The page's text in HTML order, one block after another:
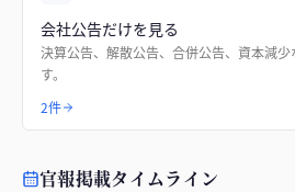
会社公告だけを見る
決算公告、解散公告、合併公告、資本減
す。
2件
官報掲載タイムライン